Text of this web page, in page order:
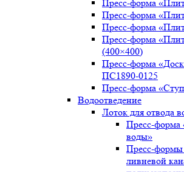
Пресс-форма
Пресс-форма
Пресс-форма
Пресс-форма
(400×400)
Пресс-форма
ПС1890-0125
Пресс-форма
Водоотведение
Лоток для отвода
Пресс-форма
воды»
Пресс-формы
ливневой